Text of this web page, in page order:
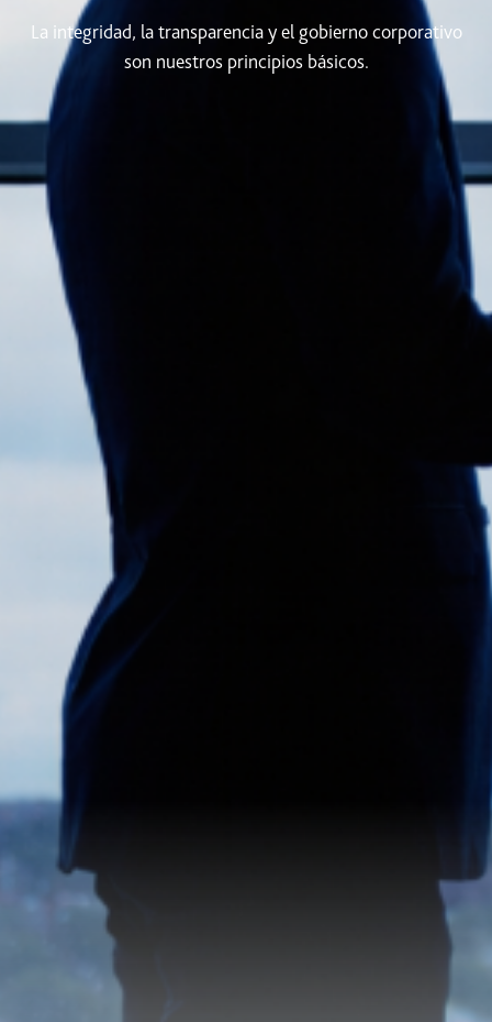
La integridad, la transparencia y el gobierno corporativo
son nuestros principios básicos.